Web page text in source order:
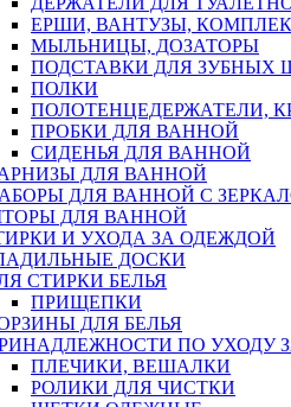
ЕРШИ, ВАНТУЗЫ,
МЫЛЬНИЦЫ, ДОЗАТОРЫ
ПОДСТАВКИ ДЛЯ ЗУБНЫХ
ПОЛКИ
ПОЛОТЕНЦЕДЕРЖАТЕЛИ,
ПРОБКИ ДЛЯ ВАННОЙ
СИДЕНЬЯ ДЛЯ ВАННОЙ
ДЛЯ ВАННОЙ
ДЛЯ ВАННОЙ С
ДЛЯ ВАННОЙ
И УХОДА ЗА ОДЕЖДОЙ
ДОСКИ
СТИРКИ БЕЛЬЯ
ПРИЩЕПКИ
ДЛЯ БЕЛЬЯ
ПО УХОДУ
ПЛЕЧИКИ, ВЕШАЛКИ
РОЛИКИ ДЛЯ ЧИСТКИ